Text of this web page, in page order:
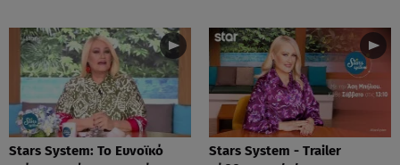
Stars System: Το Ευνοϊκό
Stars System - Trailer